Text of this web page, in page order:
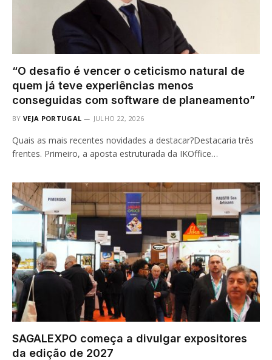
“O desafio é vencer o ceticismo natural de
quem já teve experiências menos
conseguidas com software de planeamento”
BY VEJA PORTUGAL JULHO 22, 2026
Quais as mais recentes novidades a destacar?Destacaria três
frentes. Primeiro, a aposta estruturada da IKOffice…
SAGALEXPO começa a divulgar expositores
da edição de 2027